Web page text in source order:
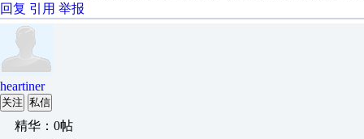
回复 引用 举报
heartiner
关注 私信
精华：0帖